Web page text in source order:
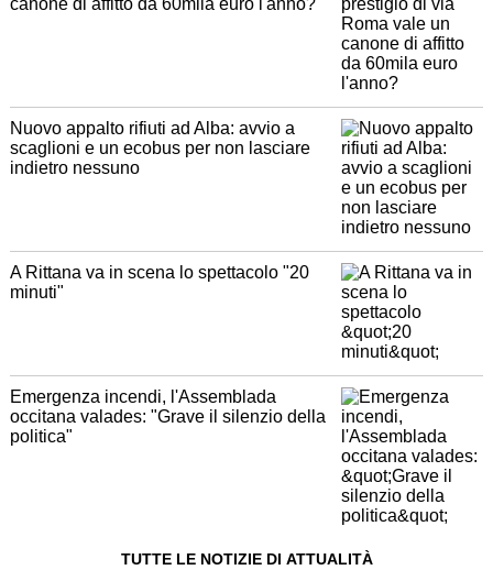
canone di affitto da 60mila euro l'anno?
Nuovo appalto rifiuti ad Alba: avvio a
scaglioni e un ecobus per non lasciare
indietro nessuno
A Rittana va in scena lo spettacolo "20
minuti"
Emergenza incendi, l'Assemblada
occitana valades: "Grave il silenzio della
politica"
TUTTE LE NOTIZIE DI ATTUALITÀ